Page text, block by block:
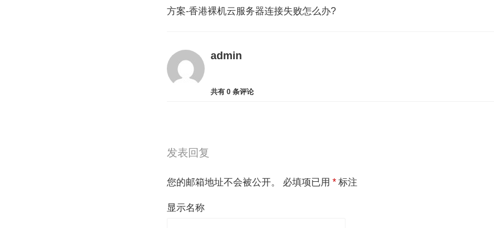
方案-香港裸机云服务器连接失败怎么办?
admin
共有 0 条评论
发表回复
您的邮箱地址不会被公开。 必填项已用 * 标注
显示名称